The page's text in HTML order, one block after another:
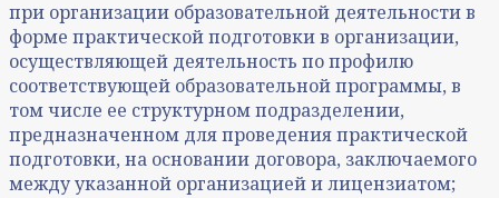
при организации образовательной деятельности в
форме практической подготовки в организации,
осуществляющей деятельность по профилю
соответствующей образовательной программы, в
том числе ее структурном подразделении,
предназначенном для проведения практической
подготовки, на основании договора, заключаемого
между указанной организацией и лицензиатом;